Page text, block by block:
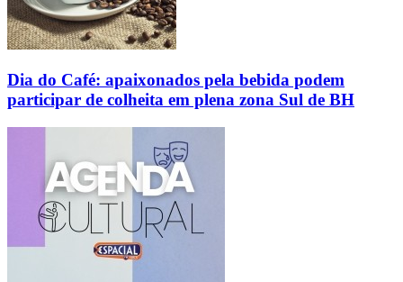
Dia do Café: apaixonados pela bebida podem
participar de colheita em plena zona Sul de BH